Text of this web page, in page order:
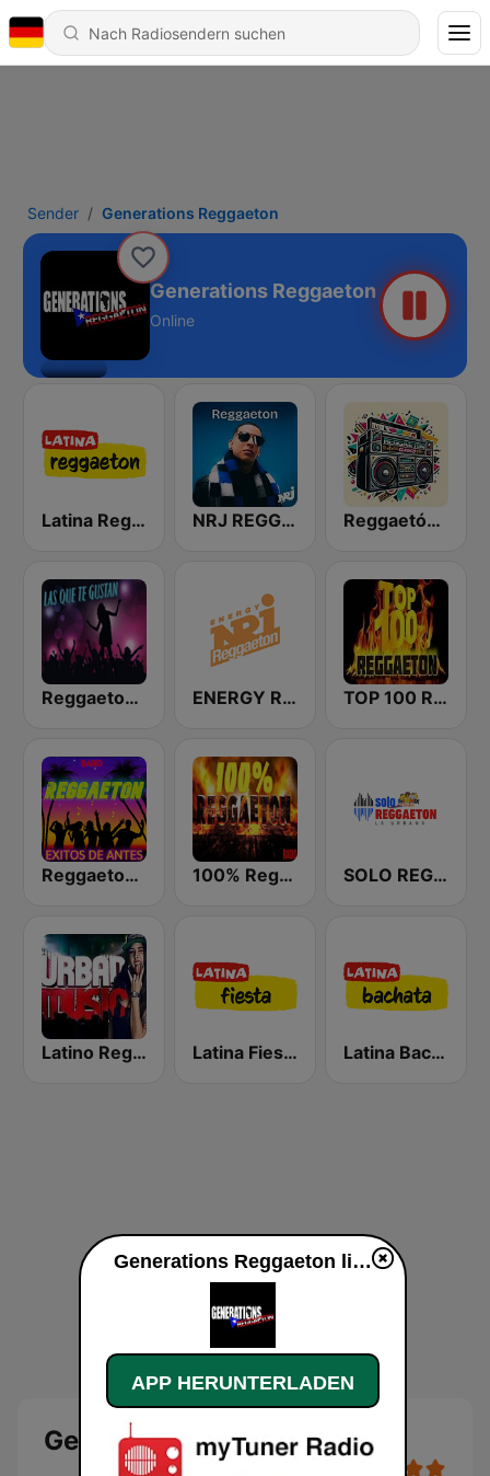
Sender Generations Reggaeton
Generations Reggaeton
Online
Latina Reggaeton NRJ REGGAETON Reggaetón Clásicos
Reggaeton Exitos de Hoy ENERGY Reggaeton TOP 100 Reggaeton Exitos del Momento Radio
Reggaeton Exitos de Antes Radio 100% Reggaeton Radio SOLO REGGAETON
Latino Reggaeton y Urbano Latina Fiesta Latina Bachata
Generations Reggaeton
Generations Reggaeton live
APP HERUNTERLADEN